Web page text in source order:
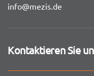
info@mezis.de
Kontaktieren Sie